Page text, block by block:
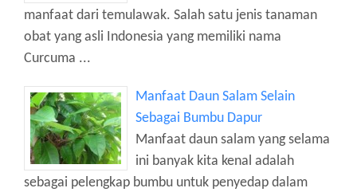
manfaat dari temulawak. Salah satu jenis tanaman
obat yang asli Indonesia yang memiliki nama
Curcuma ...
Manfaat Daun Salam Selain
Sebagai Bumbu Dapur
Manfaat daun salam yang selama
ini banyak kita kenal adalah
sebagai pelengkap bumbu untuk penyedap dalam